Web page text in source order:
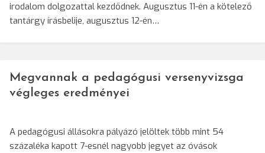
irodalom dolgozattal kezdődnek. Augusztus 11-én a kötelező
tantárgy írásbelije, augusztus 12-én…
Megvannak a pedagógusi versenyvizsga
végleges eredményei
A pedagógusi állásokra pályázó jelöltek több mint 54
százaléka kapott 7-esnél nagyobb jegyet az óvások